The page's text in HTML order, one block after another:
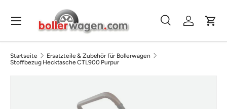
Direkt zum Inhalt
Suchen
SucheEinloggen
Menü
Startseite
Ersatzteile & Zubehör für Bollerwagen
Stoffbezug Hecktasche CTL900 Purpur